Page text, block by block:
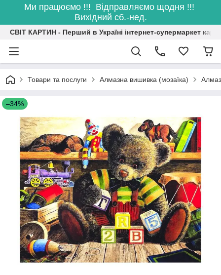
Ми працюємо !!! Відправляємо щодня !!!
Вихідний сб.-нед.
СВІТ КАРТИН - Перший в Україні інтернет-супермаркет
Товари та послуги Алмазна вишивка (мозаїка)
–34%